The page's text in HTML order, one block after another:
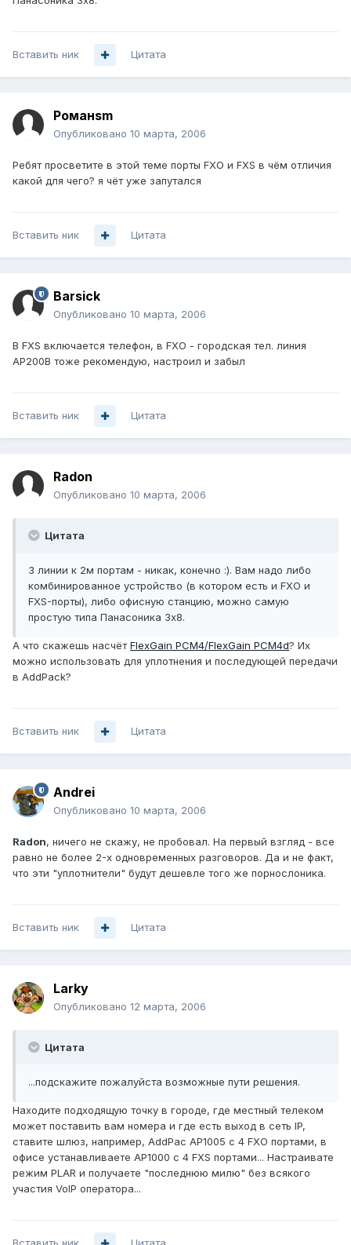
Вставить ник Цитата
Романsm
Опубликовано 10 марта, 2006
Ребят просветите в этой теме порты FXO и FXS в чём отличия
какой для чего? я чёт уже запутался
Вставить ник Цитата
Barsick
Опубликовано 10 марта, 2006
В FXS включается телефон, в FXO - городская тел. линия
AP200B тоже рекомендую, настроил и забыл
Вставить ник Цитата
Radon
Опубликовано 10 марта, 2006
Цитата
3 линии к 2м портам - никак, конечно :). Вам надо либо
комбинированное устройство (в котором есть и FXO и
FXS-порты), либо офисную станцию, можно самую
простую типа Панасоника 3х8.
А что скажешь насчётFlexGain PCM4/FlexGain PCM4d? Их
можно использовать для уплотнения и последующей передачи
в AddPack?
Вставить ник Цитата
Andrei
Опубликовано 10 марта, 2006
Radon, ничего не скажу, не пробовал. На первый взгляд - все
равно не более 2-х одновременных разговоров. Да и не факт,
что эти "уплотнители" будут дешевле того же порнослоника.
Вставить ник Цитата
Larky
Опубликовано 12 марта, 2006
Цитата
...подскажите пожалуйста возможные пути решения.
Находите подходящую точку в городе, где местный телеком
может поставить вам номера и где есть выход в сеть IP,
ставите шлюз, например, AddPac AP1005 с 4 FXO портами, в
офисе устанавливаете AP1000 c 4 FXS портами... Настраивате
режим PLAR и получаете "последнюю милю" без всякого
участия VoIP оператора...